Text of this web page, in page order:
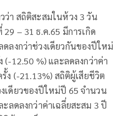
ว่า สถิติสะสมในห้วง 3 วัน
– 31 ธ.ค.65 มีการเกิด
ลงกว่าช่วงเดียวกันของปีใหม่
(-12.50 %) และลดลงกว่าค่า
ง (-21.13%) สถิติผู้เสียชีวิต
เดียวของปีใหม่ปี 65 จำนวน
ะลดลงกว่าค่าเฉลี่ยสะสม 3 ปี